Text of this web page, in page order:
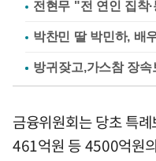
전현무 "전 연인 집착
박찬민 딸 박민하, 배
금융위원회는 당초 특
461억원 등 4500억원